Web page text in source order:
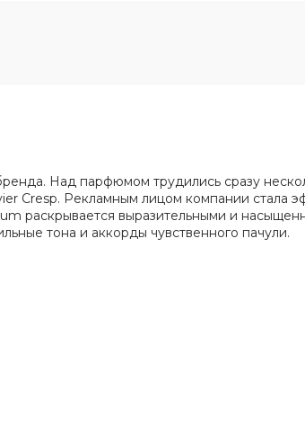
Над парфюмом трудились сразу
Cresp. Рекламным лицом компании стала
раскрывается выразительными и
тона и аккорды чувственного пачули.